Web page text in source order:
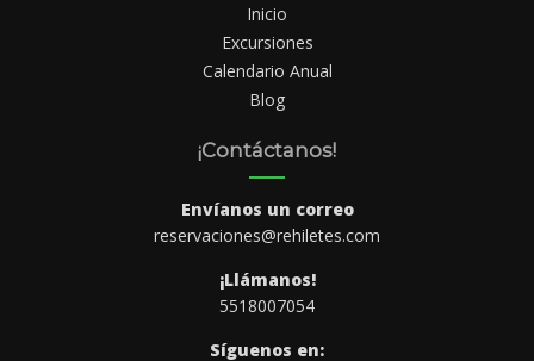
Inicio
Excursiones
Calendario Anual
Blog
¡Contáctanos!
Envíanos un correo
reservaciones@rehiletes.com
¡Llámanos!
5518007054
Síguenos en: